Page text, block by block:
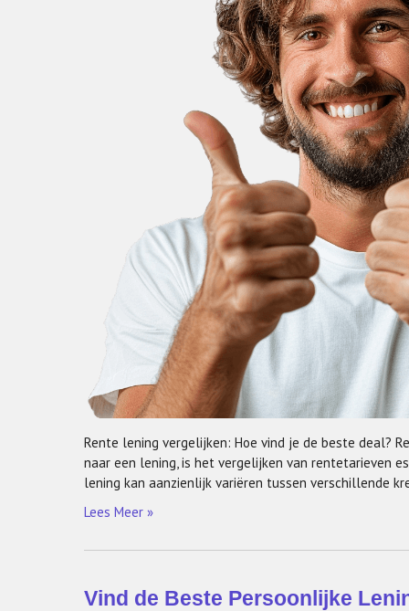
Rente lening vergelijken: Hoe vind je de beste deal?
naar een lening, is het vergelijken van rentetarieven
lening kan aanzienlijk variëren tussen verschillende
Lees Meer »
Vind de Beste Persoonlijke